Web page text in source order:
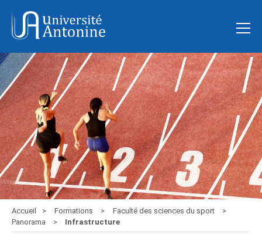
Accueil Formations
Faculté des sciences du sport
Panorama
Infrastructure